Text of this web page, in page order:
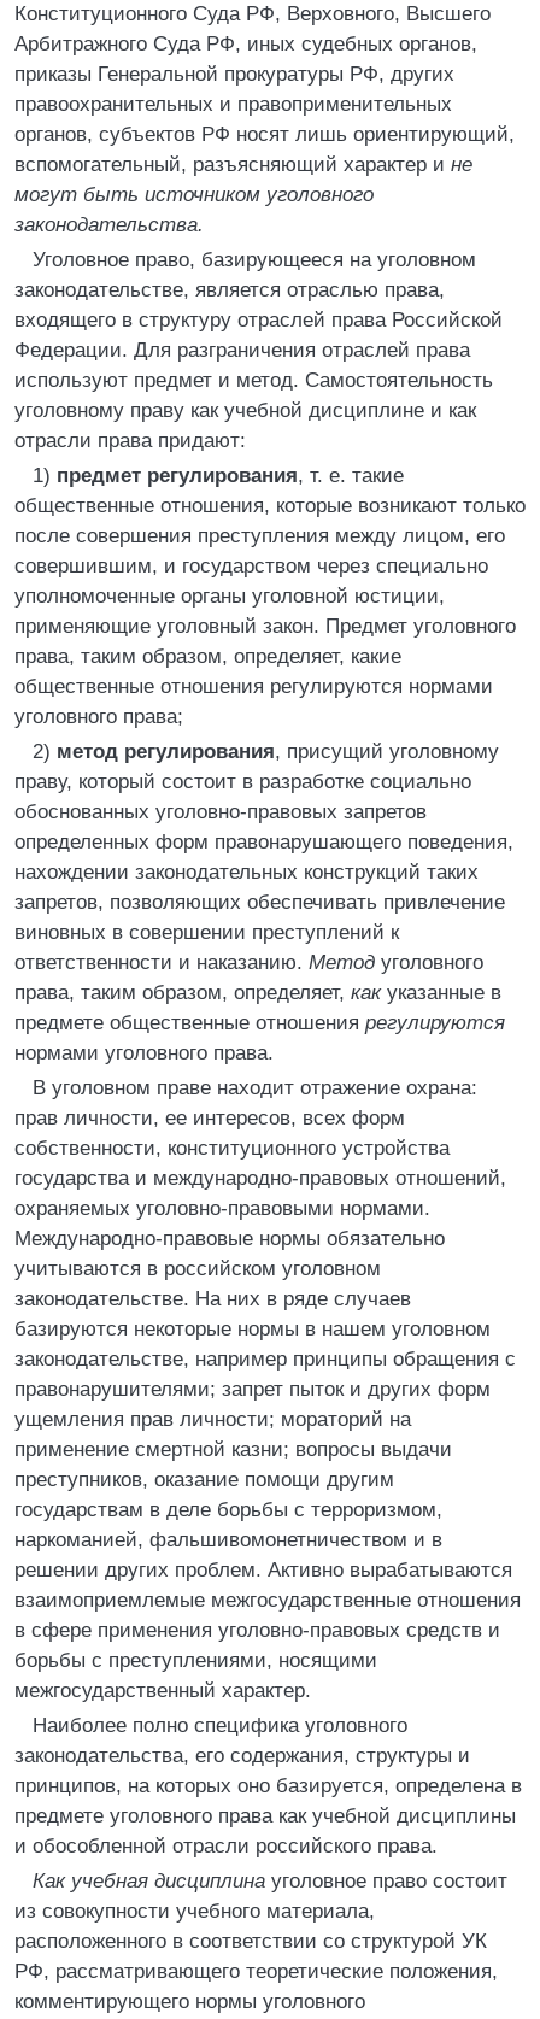
Конституционного Суда РФ, Верховного, Высшего
Арбитражного Суда РФ, иных судебных органов,
приказы Генеральной прокуратуры РФ, других
правоохранительных и правоприменительных
органов, субъектов РФ носят лишь ориентирующий,
вспомогательный, разъясняющий характер и не
могут быть источником уголовного
законодательства.
Уголовное право, базирующееся на уголовном
законодательстве, является отраслью права,
входящего в структуру отраслей права Российской
Федерации. Для разграничения отраслей права
используют предмет и метод. Самостоятельность
уголовному праву как учебной дисциплине и как
отрасли права придают:
1) предмет регулирования, т. е. такие
общественные отношения, которые возникают только
после совершения преступления между лицом, его
совершившим, и государством через специально
уполномоченные органы уголовной юстиции,
применяющие уголовный закон. Предмет уголовного
права, таким образом, определяет, какие
общественные отношения регулируются нормами
уголовного права;
2) метод регулирования, присущий уголовному
праву, который состоит в разработке социально
обоснованных уголовно-правовых запретов
определенных форм правонарушающего поведения,
нахождении законодательных конструкций таких
запретов, позволяющих обеспечивать привлечение
виновных в совершении преступлений к
ответственности и наказанию. Метод уголовного
права, таким образом, определяет, какуказанные в
предмете общественные отношения регулируются
нормами уголовного права.
В уголовном праве находит отражение охрана:
прав личности, ее интересов, всех форм
собственности, конституционного устройства
государства и международно-правовых отношений,
охраняемых уголовно-правовыми нормами.
Международно-правовые нормы обязательно
учитываются в российском уголовном
законодательстве. На них в ряде случаев
базируются некоторые нормы в нашем уголовном
законодательстве, например принципы обращения с
правонарушителями; запрет пыток и других форм
ущемления прав личности; мораторий на
применение смертной казни; вопросы выдачи
преступников, оказание помощи другим
государствам в деле борьбы с терроризмом,
наркоманией, фальшивомонетничеством и в
решении других проблем. Активно вырабатываются
взаимоприемлемые межгосударственные отношения
в сфере применения уголовно-правовых средств и
борьбы с преступлениями, носящими
межгосударственный характер.
Наиболее полно специфика уголовного
законодательства, его содержания, структуры и
принципов, на которых оно базируется, определена в
предмете уголовного права как учебной дисциплины
и обособленной отрасли российского права.
Как учебная дисциплина уголовное право состоит
из совокупности учебного материала,
расположенного в соответствии со структурой УК
РФ, рассматривающего теоретические положения,
комментирующего нормы уголовного